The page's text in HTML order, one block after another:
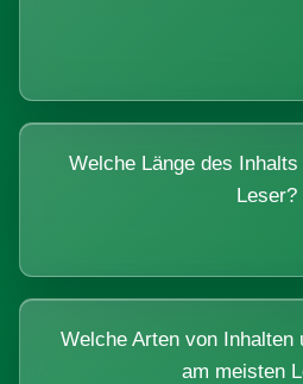
Welche Länge des
Leser?
Welche Arten von Inhalten
am meisten